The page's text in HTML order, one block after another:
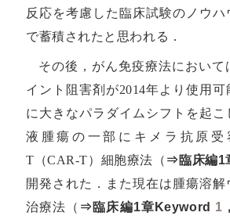
反応を考慮した臨床試験のノウハ
で蓄積されたと思われる．
その後，がん免疫療法において
イント阻害剤が2014年より使用
に大きなパラダイムシフトを起こ
液腫瘍の一部にキメラ抗原受
T（CAR-T）細胞療法（ ⇒臨床編
開発された．また現在は腫瘍溶解
治療法（ ⇒臨床編1章Keyword 1 ，